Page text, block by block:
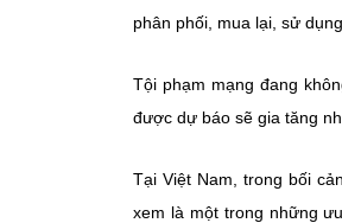
phân phối, mua lại, sử
Tội phạm mạng đang
được dự báo sẽ gia tăng
Tại Việt Nam, trong bối
xem là một trong những